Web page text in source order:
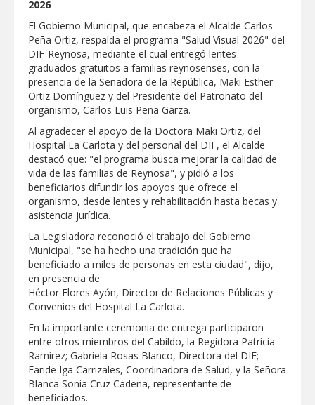
social municipal para los reynosenses
Supervisa rector Dámaso Anaya nueva
sede para la Facultad de Arquitectura de
la UAT en Ciudad Victoria
Agiliza el ITAVU procesos de
escrituración para brindar certeza
patrimonial a más familias de
Tamaulipas
GOBIERNO MUNICIPAL EXHORTA A
PREVENIR ENFERMEDADES DURANTE
LA TEMPORADA DE CALOR
Intensificó Municipio programa de
bacheo en cuatro colonias de Reynosa
CONAEDU sobre redes sociales y
escuelas militarizadas
AVANZAN TRABAJOS DE
MODERNIZACIÓN EN AVENIDA
MANTIENE EL RITMO DE LAS OBRAS
PRIORITARIAS
Atendió Protección Civil de Reynosa
reportes ante lluvias
Realiza Gobierno de Reynosa programa
Acción y Conciencia en Campestre e
Integración Familiar
2026
El Gobierno Municipal, que encabeza el Alcalde Carlos
Peña Ortiz, respalda el programa "Salud Visual 2026" del
DIF-Reynosa, mediante el cual entregó lentes
graduados gratuitos a familias reynosenses, con la
presencia de la Senadora de la República, Maki Esther
Ortiz Domínguez y del Presidente del Patronato del
organismo, Carlos Luis Peña Garza.
Al agradecer el apoyo de la Doctora Maki Ortiz, del
Hospital La Carlota y del personal del DIF, el Alcalde
destacó que: "el programa busca mejorar la calidad de
vida de las familias de Reynosa", y pidió a los
beneficiarios difundir los apoyos que ofrece el
organismo, desde lentes y rehabilitación hasta becas y
asistencia jurídica.
La Legisladora reconoció el trabajo del Gobierno
Municipal, "se ha hecho una tradición que ha
beneficiado a miles de personas en esta ciudad", dijo,
en presencia de
Héctor Flores Ayón, Director de Relaciones Públicas y
Convenios del Hospital La Carlota.
En la importante ceremonia de entrega participaron
entre otros miembros del Cabildo, la Regidora Patricia
Ramírez; Gabriela Rosas Blanco, Directora del DIF;
Faride Iga Carrizales, Coordinadora de Salud, y la Señora
Blanca Sonia Cruz Cadena, representante de
beneficiados.